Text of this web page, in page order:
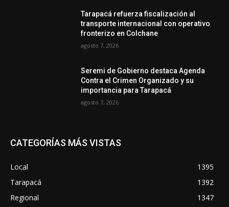
Tarapacá refuerza fiscalización al
transporte internacional con operativo
fronterizo en Colchane
agosto 7, 2026
Seremi de Gobierno destaca Agenda
Contra el Crimen Organizado y su
importancia para Tarapacá
agosto 7, 2026
CATEGORÍAS MÁS VISTAS
Local
1395
Tarapacá
1392
Regional
1347